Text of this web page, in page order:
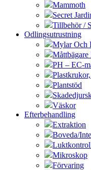
Mammoth
Secret
Tillbehör /
Odlingsutrustning
Mylar Och
Måttbägare
PH – EC-
Plantstöd
Väskor
Efterbehandling
Extraktion
Boveda/
Mikroskop
Förvaring